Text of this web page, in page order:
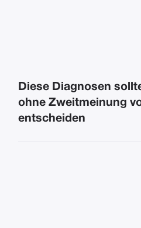
Diese Diagnosen
ohne Zweitmeinung
entscheiden